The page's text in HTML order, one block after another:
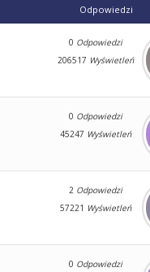
Odpowiedzi
0 Odpowiedzi
206517 Wyświetleń
0 Odpowiedzi
45247 Wyświetleń
2 Odpowiedzi
57221 Wyświetleń
0 Odpowiedzi